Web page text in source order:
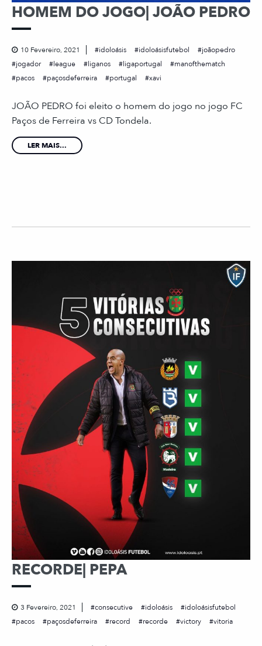
HOMEM DO JOGO| JOÃO PEDRO
10 Fevereiro, 2021 idoloásis idoloásisfutebol
joãopedro
jogador
league liganos ligaportugal
manofthematch
pacos
paçosdeferreira portugal xavi
JOÃO PEDRO foi eleito o homem do jogo no jogo FC
Paços de Ferreira vs CD Tondela.
LER MAIS...
RECORDE| PEPA
3 Fevereiro, 2021 consecutive idoloásis
idoloásisfutebol
pacos
paçosdeferreira record recorde victory vitoria